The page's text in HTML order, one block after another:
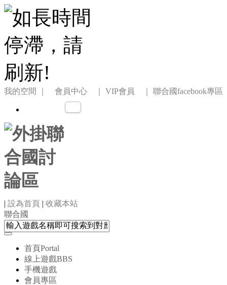
我的空間 ｜ 會員中心 ｜ VIP會員 ｜ 聯合國facebook專區
| 設為首頁 | 收藏本站
聯合國
首頁Portal
線上遊戲BBS
手機遊戲
會員專區